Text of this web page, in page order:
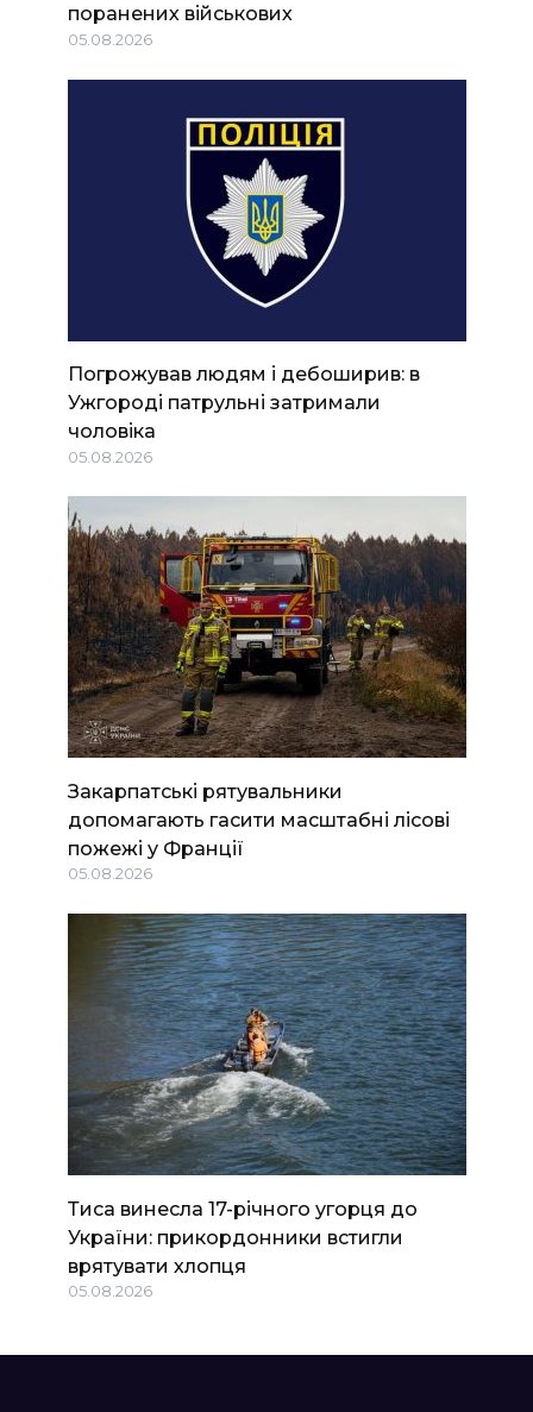
поранених військових
05.08.2026
Погрожував людям і дебоширив: в
Ужгороді патрульні затримали
чоловіка
05.08.2026
Закарпатські рятувальники
допомагають гасити масштабні лісові
пожежі у Франції
05.08.2026
Тиса винесла 17-річного угорця до
України: прикордонники встигли
врятувати хлопця
05.08.2026